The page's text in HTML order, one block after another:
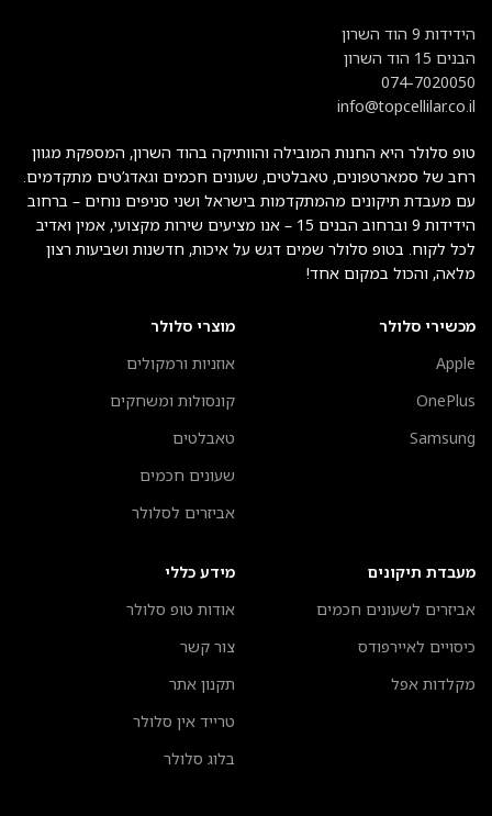
הידידות 9 הוד השרון
הבנים 15 הוד השרון
074-7020050
info@topcellilar.co.il
טופ סלולר היא החנות המובילה והוותיקה בהוד השרון, המספקת מגוון
רחב של סמארטפונים, טאבלטים, שעונים חכמים וגאדג’טים מתקדמים.
עם מעבדת תיקונים מהמתקדמות בישראל ושני סניפים נוחים – ברחוב
הידידות 9 וברחוב הבנים 15 – אנו מציעים שירות מקצועי, אמין ואדיב
לכל לקוח. בטופ סלולר שמים דגש על איכות, חדשנות ושביעות רצון
מלאה, והכול במקום אחד!
מכשירי סלולר
Apple
OnePlus
Samsung
מוצרי סלולר
אוזניות ורמקולים
קונסולות ומשחקים
טאבלטים
שעונים חכמים
אביזרים לסלולר
מעבדת תיקונים
אביזרים לשעונים חכמים
כיסויים לאיירפודס
מקלדות אפל
מידע כללי
אודות טופ סלולר
צור קשר
תקנון אתר
טרייד אין סלולר
בלוג סלולר